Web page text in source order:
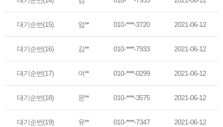
대기순번(15) 엄** 010-****-3720 2021-06-12
대기순번(16) 김** 010-****-7933 2021-06-12
대기순번(17) 여** 010-****-0299 2021-06-12
대기순번(18) 문** 010-****-3575 2021-06-12
대기순번(19) 유** 010-****-7347 2021-06-12